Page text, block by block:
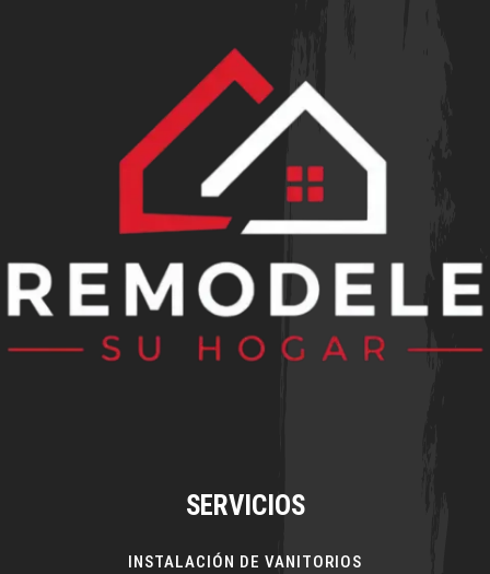
SERVICIOS
INSTALACIÓN DE VANITORIOS